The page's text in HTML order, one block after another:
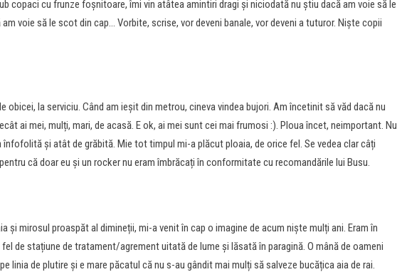
copaci cu frunze foșnitoare, îmi vin atâtea amintiri dragi și niciodată nu știu dacă am voie să le
voie să le scot din cap… Vorbite, scrise, vor deveni banale, vor deveni a tuturor. Niște copii
obicei, la serviciu. Când am ieșit din metrou, cineva vindea bujori. Am încetinit să văd dacă nu
ai mei, mulți, mari, de acasă. E ok, ai mei sunt cei mai frumosi :). Ploua încet, neimportant. Nu
înfofolită și atât de grăbită. Mie tot timpul mi-a plăcut ploaia, de orice fel. Se vedea clar câți
că doar eu și un rocker nu eram îmbrăcați în conformitate cu recomandările lui Busu.
și mirosul proaspăt al dimineții, mi-a venit în cap o imagine de acum niște mulți ani. Eram în
de stațiune de tratament/agrement uitată de lume și lăsată în paragină. O mână de oameni
linia de plutire și e mare păcatul că nu s-au gândit mai mulți să salveze bucățica aia de rai.